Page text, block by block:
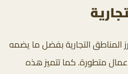
المناطق التجارية بفضل ما يضمه
متطورة. كما تتميز هذه